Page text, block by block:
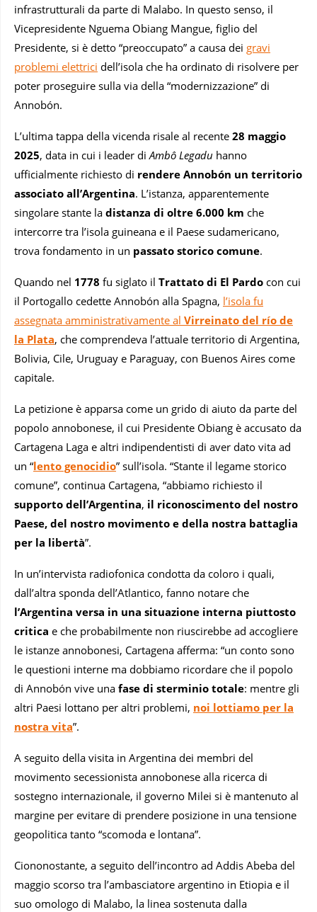
infrastrutturali da parte di Malabo. In questo senso, il
Vicepresidente Nguema Obiang Mangue, figlio del
Presidente, si è detto “preoccupato” a causa dei gravi
problemi elettrici dell’isola che ha ordinato di risolvere per
poter proseguire sulla via della “modernizzazione” di
Annobón.
L’ultima tappa della vicenda risale al recente 28 maggio
2025, data in cui i leader diAmbô Legadu hanno
ufficialmente richiesto di rendere Annobón un territorio
associato all’Argentina. L’istanza, apparentemente
singolare stante la distanza di oltre 6.000 km che
intercorre tra l’isola guineana e il Paese sudamericano,
trova fondamento in un passato storico comune.
Quando nel 1778 fu siglato il Trattato di El Pardo con cui
il Portogallo cedette Annobón alla Spagna, l’isola fu
assegnata amministrativamente al Virreinato del río de
la Plata, che comprendeva l’attuale territorio di Argentina,
Bolivia, Cile, Uruguay e Paraguay, con Buenos Aires come
capitale.
La petizione è apparsa come un grido di aiuto da parte del
popolo annobonese, il cui Presidente Obiang è accusato da
Cartagena Laga e altri indipendentisti di aver dato vita ad
un “lento genocidio” sull’isola. “Stante il legame storico
comune”, continua Cartagena, “abbiamo richiesto il
supporto dell’Argentina, il riconoscimento del nostro
Paese, del nostro movimento e della nostra battaglia
per la libertà”.
In un’intervista radiofonica condotta da coloro i quali,
dall’altra sponda dell’Atlantico, fanno notare che
l’Argentina versa in una situazione interna piuttosto
critica e che probabilmente non riuscirebbe ad accogliere
le istanze annobonesi, Cartagena afferma: “un conto sono
le questioni interne ma dobbiamo ricordare che il popolo
di Annobón vive una fase di sterminio totale: mentre gli
altri Paesi lottano per altri problemi, noi lottiamo per la
nostra vita”.
A seguito della visita in Argentina dei membri del
movimento secessionista annobonese alla ricerca di
sostegno internazionale, il governo Milei si è mantenuto al
margine per evitare di prendere posizione in una tensione
geopolitica tanto “scomoda e lontana”.
Ciononostante, a seguito dell’incontro ad Addis Abeba del
maggio scorso tra l’ambasciatore argentino in Etiopia e il
suo omologo di Malabo, la linea sostenuta dalla